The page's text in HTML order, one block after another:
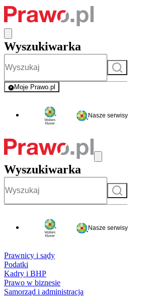
Wyszukiwarka
Szukaj
Moje Prawo.pl
- rejestracja i logowanie do serwisu
Nasze serwisy
Wyszukiwarka
Szukaj
Nasze serwisy
Prawnicy i sądy
Podatki
Kadry i BHP
Prawo w biznesie
Samorząd i administracja